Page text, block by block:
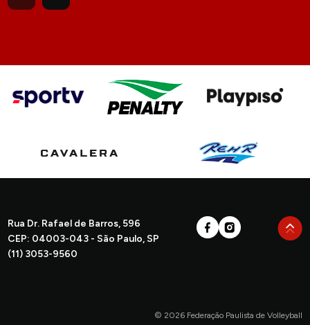
Rua Dr. Rafael de Barros, 596
CEP: 04003-043 - São Paulo, SP
(11) 3053-9560
© 2026 Federação Paulista de Volleyball